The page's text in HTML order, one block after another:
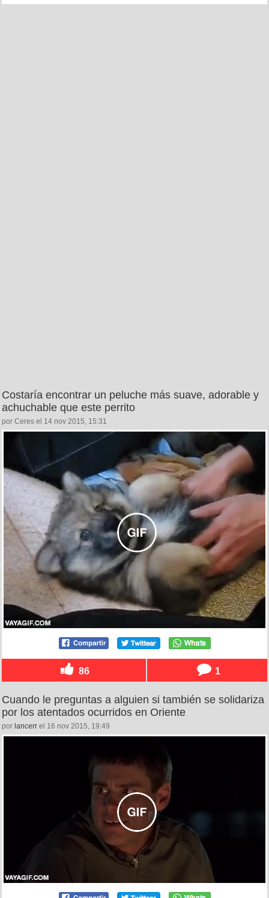
Costaría encontrar un peluche más suave, adorable y
achuchable que este perrito
por Ceres el 14 nov 2015, 15:31
86 1
Cuando le preguntas a alguien si también se solidariza
por los atentados ocurridos en Oriente
por lancerr el 16 nov 2015, 19:49